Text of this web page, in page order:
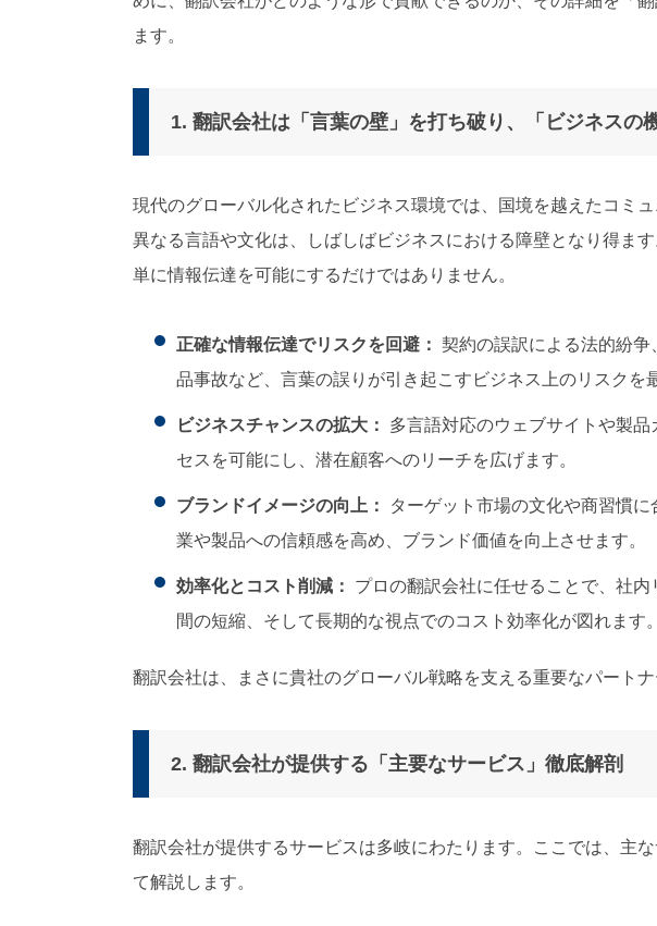
ます。
1. 翻訳会社は「言葉の壁」を打ち破り、「ビジネスの
現代のグローバル化されたビジネス環境では、国境を越えたコミ
異なる言語や文化は、しばしばビジネスにおける障壁となり得ま
単に情報伝達を可能にするだけではありません。
正確な情報伝達でリスクを回避： 契約の誤訳による法的紛
品事故など、言葉の誤りが引き起こすビジネス上のリスクを
ビジネスチャンスの拡大：
多言語対応のウェブサイトや製
セスを可能にし、潜在顧客へのリーチを広げます。
ブランドイメージの向上： ターゲット市場の文化や商習慣に
業や製品への信頼感を高め、ブランド価値を向上させます。
効率化とコスト削減：
プロの翻訳会社に任せることで、社
間の短縮、そして長期的な視点でのコスト効率化が図れます。
翻訳会社は、まさに貴社のグローバル戦略を支える重要なパートナ
2. 翻訳会社が提供する「主要なサービス」徹底解剖
翻訳会社が提供するサービスは多岐にわたります。ここでは、主
て解説します。